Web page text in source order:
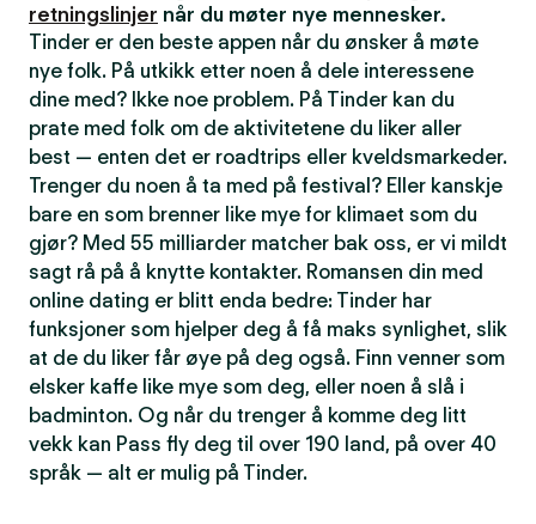
retningslinjer når du møter nye mennesker.
Tinder er den beste appen når du ønsker å møte
nye folk. På utkikk etter noen å dele interessene
dine med? Ikke noe problem. På Tinder kan du
prate med folk om de aktivitetene du liker aller
best — enten det er roadtrips eller kveldsmarkeder.
Trenger du noen å ta med på festival? Eller kanskje
bare en som brenner like mye for klimaet som du
gjør? Med 55 milliarder matcher bak oss, er vi mildt
sagt rå på å knytte kontakter. Romansen din med
online dating er blitt enda bedre: Tinder har
funksjoner som hjelper deg å få maks synlighet, slik
at de du liker får øye på deg også. Finn venner som
elsker kaffe like mye som deg, eller noen å slå i
badminton. Og når du trenger å komme deg litt
vekk kan Pass fly deg til over 190 land, på over 40
språk — alt er mulig på Tinder.